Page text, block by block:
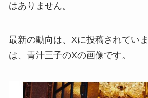
はありません。
最新の動向は、Xに投稿されてい
は、青汁王子のXの画像です。